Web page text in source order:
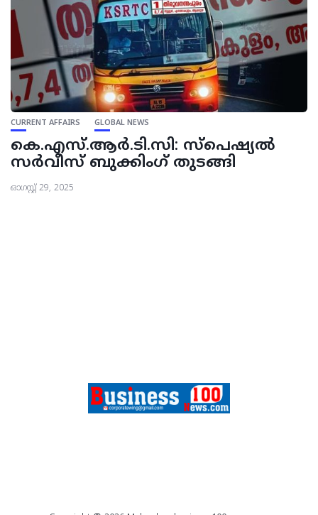
CURRENT AFFAIRS GLOBAL NEWS
കെ.എസ്.ആർ.ടി.സി: സ്‌പെഷ്യൽ
സർവീസ് ബുക്കിംഗ് തുടങ്ങി
ഓഗസ്റ്റ്‌ 29, 2025